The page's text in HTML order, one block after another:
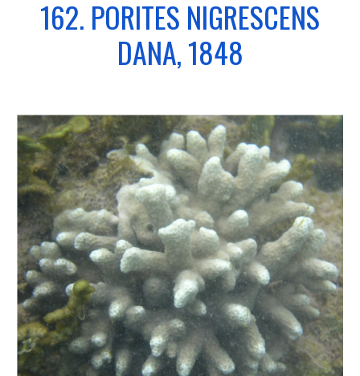
162. PORITES NIGRESCENS
DANA, 1848